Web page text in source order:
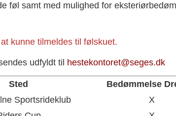
føl samt med mulighed for
kunne tilmeldes til følskuet.
udfyldt til hestekontoret@seges.dk
Sted Bedømmelse
Sportsrideklub
X